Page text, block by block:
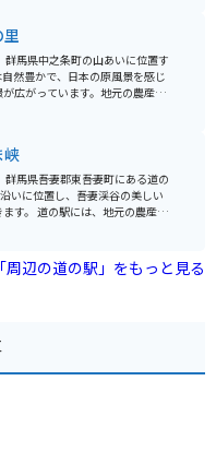
とができます。おすすめは、山
、そして、群馬名物のひもかわ
など、群馬県を代表する温泉地
里
群馬県中之条町の山あいに位置す
然豊かで、日本の原風景を感じ
広がっています。地元の農産物
や果物、特産品などが販売され
子供まで楽しむことができま
は、周辺のワインディングロー
ができるのも魅力です。特に、
った有名な温泉地へのアクセス
グの拠点としてもおすすめで
ランでも味わうことができます。
峡
群馬県吾妻郡東吾妻町にある道の
いに位置し、吾妻渓谷の美しい
の農産物
所、レストラン、軽食コーナー
す。 バイクで訪れる場
した駐車場が完備されているので
の駅 あがつま峡は、自然豊かな
や景色を楽しむことができるス
「周辺の道の駅」をもっと見る